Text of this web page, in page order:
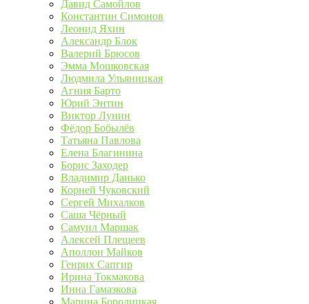
Давид Самойлов
Константин Симонов
Леонид Яхин
Александр Блок
Валерий Брюсов
Эмма Мошковская
Людмила Ульяницкая
Агния Барто
Юрий Энтин
Виктор Лунин
Фёдор Бобылёв
Татьяна Павлова
Елена Благинина
Борис Заходер
Владимир Данько
Корней Чуковский
Сергей Михалков
Саша Чёрный
Самуил Маршак
Алексей Плещеев
Аполлон Майков
Генрих Сапгир
Ирина Токмакова
Инна Гамазкова
Марина Бородицкая